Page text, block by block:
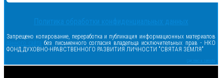
Политика обработки конфиденциальных данных
Запрещено копирование, переработка и публикация информационных материалов
данного сайта без письменного согласия владельца исключительных прав - НКО
ФОНД ДУХОВНО-НРАВСТВЕННОГО РАЗВИТИЯ ЛИЧНОСТИ "СВЯТАЯ ЗЕМЛЯ"
Сделано в samsite